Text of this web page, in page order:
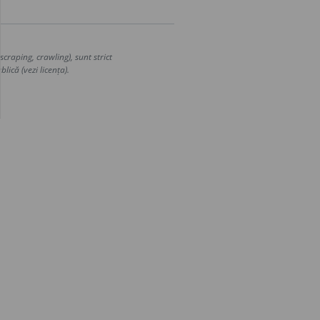
crawling), sunt strict
(vezi licența).